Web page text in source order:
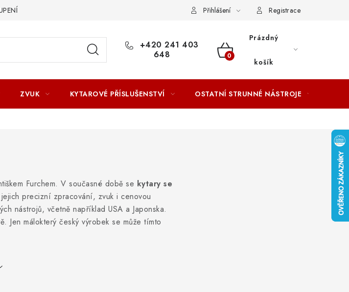
OD SMLOUVY ZÁSADY ZPRACOVÁNÍ OSOBNÍCH ÚDAJŮ
Přihlášení Registrace
+420 241 403
648
NÁKUPNÍ
Prázdný
košík
ZVUK KYTAROVÉ PŘÍSLUŠENSTVÍ OSTATNÍ STRUNNÉ NÁSTROJE
Furchem. V současné době se kytary se
precizní zpracování, zvuk i cenovou
nástrojů, včetně například USA a Japonska.
Jen málokterý český výrobek se může tímto